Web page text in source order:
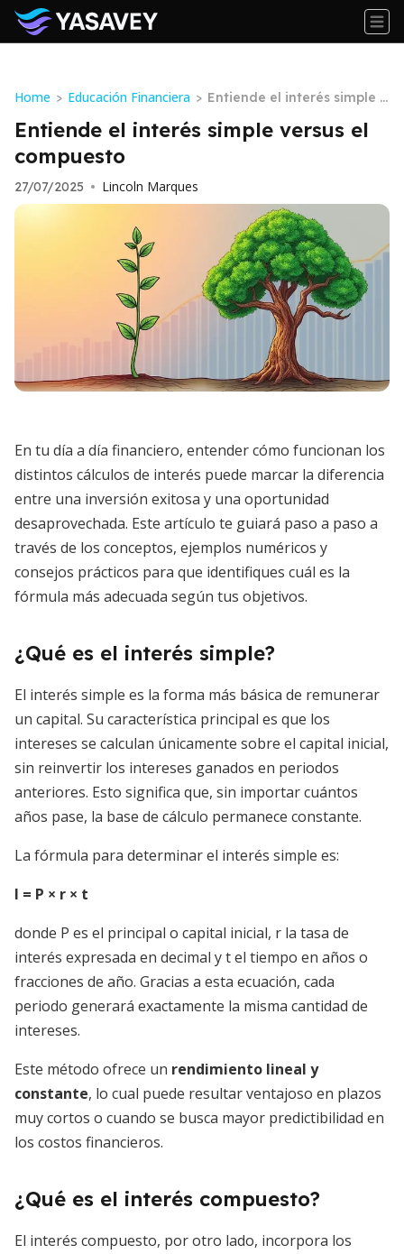
Home > Educación Financiera > Entiende el interés simple v
ersus el compuesto
Entiende el interés simple versus el
compuesto
27/07/2025 • Lincoln Marques
En tu día a día financiero, entender cómo funcionan los
distintos cálculos de interés puede marcar la diferencia
entre una inversión exitosa y una oportunidad
desaprovechada. Este artículo te guiará paso a paso a
través de los conceptos, ejemplos numéricos y
consejos prácticos para que identifiques cuál es la
fórmula más adecuada según tus objetivos.
¿Qué es el interés simple?
El interés simple es la forma más básica de remunerar
un capital. Su característica principal es que los
intereses se calculan únicamente sobre el capital inicial,
sin reinvertir los intereses ganados en periodos
anteriores. Esto significa que, sin importar cuántos
años pase, la base de cálculo permanece constante.
La fórmula para determinar el interés simple es:
I = P × r × t
donde P es el principal o capital inicial, r la tasa de
interés expresada en decimal y t el tiempo en años o
fracciones de año. Gracias a esta ecuación, cada
periodo generará exactamente la misma cantidad de
intereses.
Este método ofrece un rendimiento lineal y
constante, lo cual puede resultar ventajoso en plazos
muy cortos o cuando se busca mayor predictibilidad en
los costos financieros.
¿Qué es el interés compuesto?
El interés compuesto, por otro lado, incorpora los